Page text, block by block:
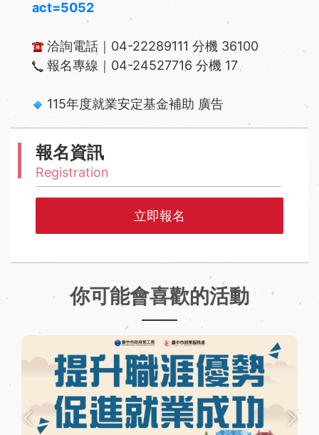
act=5052
洽詢電話｜04-22289111 分機 36100
報名專線｜04-24527716 分機 17
115年度就業安定基金補助 廣告
報名資訊
Registration
立即報名
你可能會喜歡的活動